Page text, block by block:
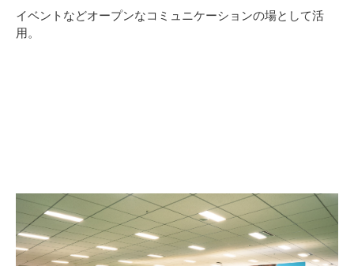
イベントなどオープンなコミュニケーションの場として活
用。